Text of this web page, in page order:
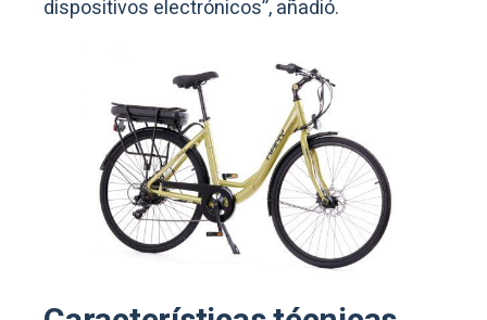
dispositivos electrónicos”, añadió.